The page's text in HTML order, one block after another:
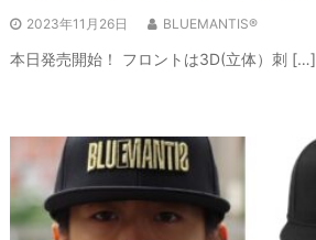
2023年11月26日 BLUEMANTIS®
本日発売開始！ フロントは3D(立体）刺 […]